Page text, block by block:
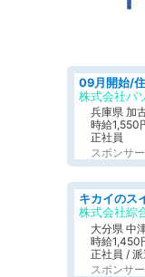
株式会社パ
兵庫県 加
時給1,550
正社員
スポンサ
株式会社綜
大分県 中
時給1,450
正社員 /
スポンサ